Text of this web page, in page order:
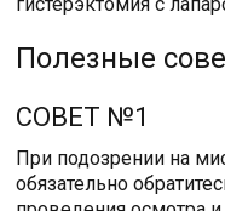
Полезные
СОВЕТ №1
При подозрении на
обязательно